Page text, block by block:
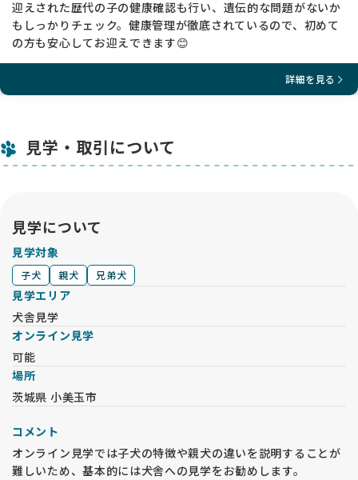
迎えされた歴代の子の健康確認も行い、遺伝的な問題がないか
もしっかりチェック。健康管理が徹底されているので、初めて
の方も安心してお迎えできます😊
詳細を見る
見学・取引について
見学について
見学対象
子犬 親犬 兄弟犬
見学エリア
犬舎見学
オンライン見学
可能
場所
茨城県 小美玉市
コメント
オンライン見学では子犬の特徴や親犬の違いを説明することが
難しいため、基本的には犬舎への見学をお勧めします。